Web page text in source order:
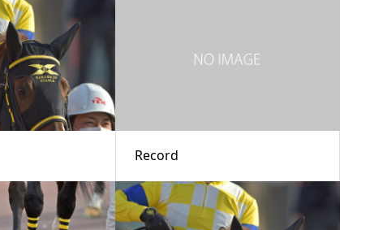
Record